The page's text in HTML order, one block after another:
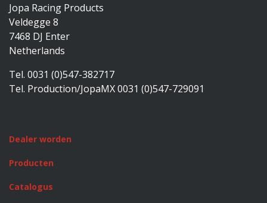
Jopa Racing Products
Veldegge 8
7468 DJ Enter
Netherlands
Tel. 0031 (0)547-382717
Tel. Production/JopaMX 0031 (0)547-729091
Dealer worden
Producten
Catalogus